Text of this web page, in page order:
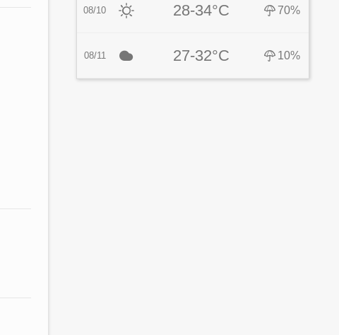
08/10 28-34°C 70%
08/11 27-32°C 10%